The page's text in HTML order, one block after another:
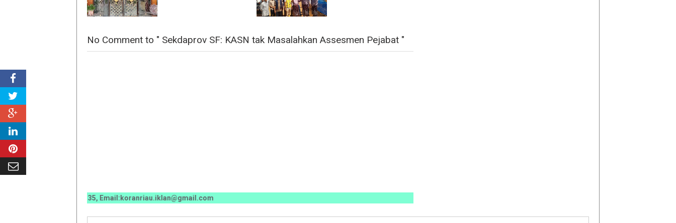
No Comment to " Sekdaprov SF: KASN tak Masalahkan Assesmen Pejabat "
0070 / 0811 7673 35, Email:koranriau.iklan@gmail.com